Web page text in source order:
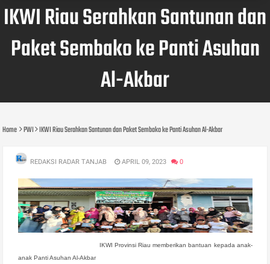
IKWI Riau Serahkan Santunan dan
Paket Sembako ke Panti Asuhan
Al-Akbar
Home PWI IKWI Riau Serahkan Santunan dan Paket Sembako ke Panti Asuhan Al-Akbar
REDAKSI RADAR TANJAB APRIL 09, 2023 0
IKWI Provinsi Riau memberikan bantuan kepada anak-
anak Panti Asuhan Al-Akbar